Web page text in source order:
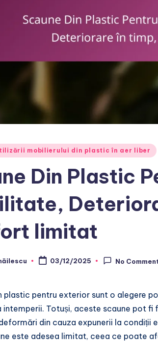
mobilierului din plastic în aer liber
Din Plastic
limitat
03/12/2025 No
plastic pentru exterior sunt o alegere
intemperii. Totuși, aceste scaune pot
din cauza expunerii la condiții
este adesea limitat, ceea ce poate